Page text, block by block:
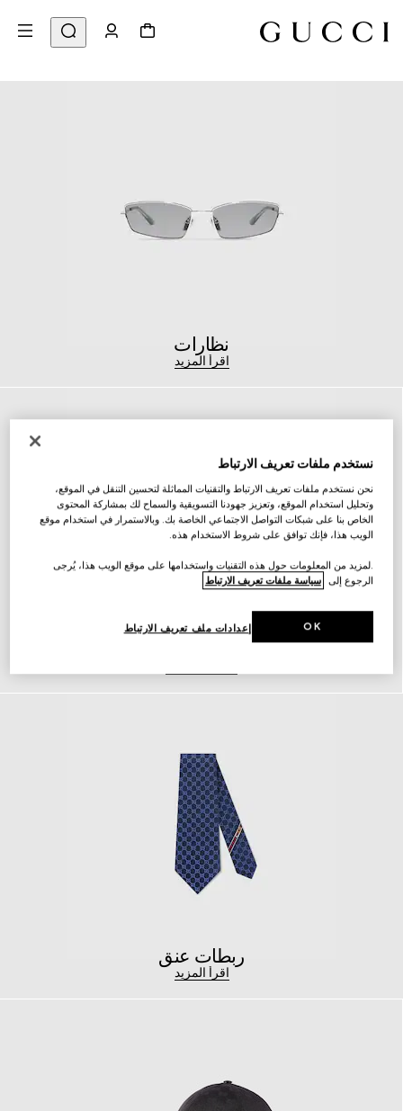
نظارات
اقرأ المزيد
ربطات عنق
اقرأ المزيد
نستخدم ملفات تعريف الارتباط
نحن نستخدم ملفات تعريف الارتباط والتقنيات المماثلة لتحسين التنقل في الموقع،
وتحليل استخدام الموقع، وتعزيز جهودنا التسويقية والسماح لك بمشاركة المحتوى
الخاص بنا على شبكات التواصل الاجتماعي الخاصة بك. وبالاستمرار في استخدام موقع
الويب هذا، فإنك توافق على شروط الاستخدام هذه.
.لمزيد من المعلومات حول هذه التقنيات واستخدامها على موقع الويب هذا، يُرجى
الرجوع إلى سياسة ملفات تعريف الارتباط
إعدادات ملف تعريف الارتباط OK